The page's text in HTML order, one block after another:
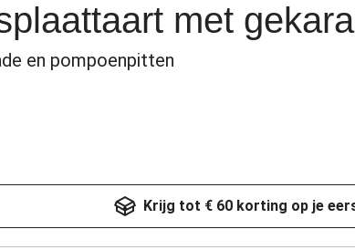
met
en pompoenpitten
Krijg tot € 60 korting op je